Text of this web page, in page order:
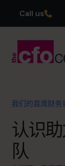
Call us
我们的首席财务
关于我们
加入团队
我们的首席财务
认识
队